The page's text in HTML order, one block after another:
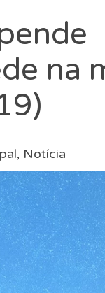
na
, Notícia